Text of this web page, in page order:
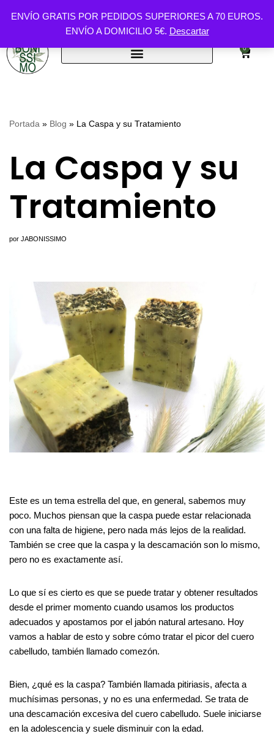
ENVÍO GRATIS POR PEDIDOS SUPERIORES A 70 EUROS.
ENVÍO A DOMICILIO 5€. Descartar
al
contenido
0
Portada » Blog » La Caspa y su Tratamiento
La Caspa y su
Tratamiento
por JABONISSIMO
Este es un tema estrella del que, en general, sabemos muy
poco. Muchos piensan que la caspa puede estar relacionada
con una falta de higiene, pero nada más lejos de la realidad.
También se cree que la caspa y la descamación son lo mismo,
pero no es exactamente así.
Lo que sí es cierto es que se puede tratar y obtener resultados
desde el primer momento cuando usamos los productos
adecuados y apostamos por el jabón natural artesano. Hoy
vamos a hablar de esto y sobre cómo tratar el picor del cuero
cabelludo, también llamado comezón.
Bien, ¿qué es la caspa? También llamada pitiriasis, afecta a
muchísimas personas, y no es una enfermedad. Se trata de
una descamación excesiva del cuero cabelludo. Suele iniciarse
en la adolescencia y suele disminuir con la edad.